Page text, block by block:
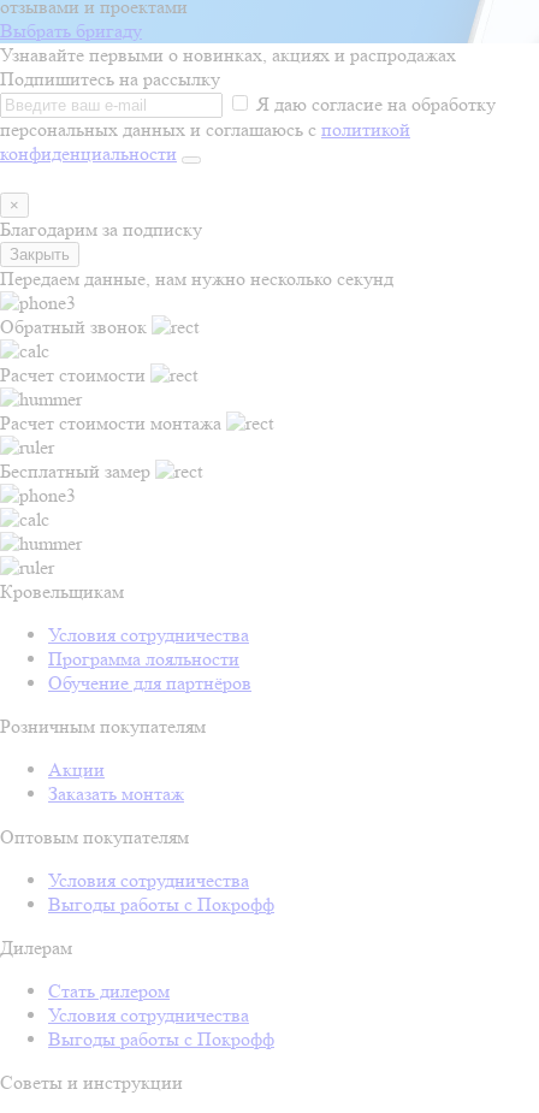
отзывами и проектами
Выбрать бригаду
Узнавайте первыми о новинках, акциях и распродажах
Подпишитесь на рассылку
Я даю согласие на обработку
персональных данных и соглашаюсь с политикой
конфиденциальности
×
Благодарим за подписку
Закрыть
Передаем данные, нам нужно несколько секунд
Обратный звонок
Расчет стоимости
Расчет стоимости монтажа
Бесплатный замер
Кровельщикам
Условия сотрудничества
Программа лояльности
Обучение для партнёров
Розничным покупателям
Акции
Заказать монтаж
Оптовым покупателям
Условия сотрудничества
Выгоды работы с Покрофф
Дилерам
Стать дилером
Условия сотрудничества
Выгоды работы с Покрофф
Советы и инструкции